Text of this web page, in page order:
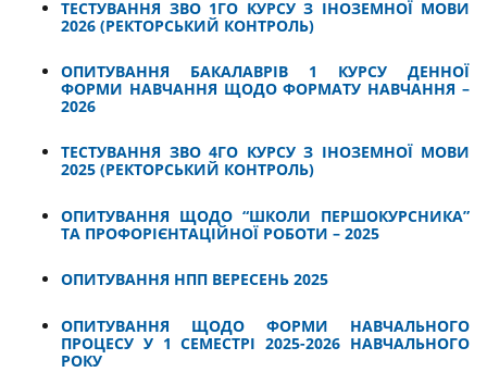
ТЕСТУВАННЯ ЗВО 1ГО КУРСУ З ІНОЗЕМНОЇ МОВИ
2026 (РЕКТОРСЬКИЙ КОНТРОЛЬ)
ОПИТУВАННЯ БАКАЛАВРІВ 1 КУРСУ ДЕННОЇ
ФОРМИ НАВЧАННЯ ЩОДО ФОРМАТУ НАВЧАННЯ –
2026
ТЕСТУВАННЯ ЗВО 4ГО КУРСУ З ІНОЗЕМНОЇ МОВИ
2025 (РЕКТОРСЬКИЙ КОНТРОЛЬ)
ОПИТУВАННЯ ЩОДО “ШКОЛИ ПЕРШОКУРСНИКА”
ТА ПРОФОРІЄНТАЦІЙНОЇ РОБОТИ – 2025
ОПИТУВАННЯ НПП ВЕРЕСЕНЬ 2025
ОПИТУВАННЯ ЩОДО ФОРМИ НАВЧАЛЬНОГО
ПРОЦЕСУ У 1 СЕМЕСТРІ 2025-2026 НАВЧАЛЬНОГО
РОКУ